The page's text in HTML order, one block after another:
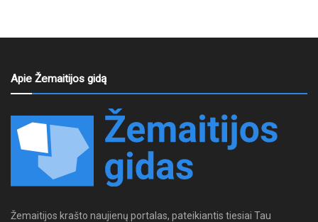
Apie Žemaitijos gidą
Žemaitijos krašto naujienų portalas, pateikiantis tiesiai Tau